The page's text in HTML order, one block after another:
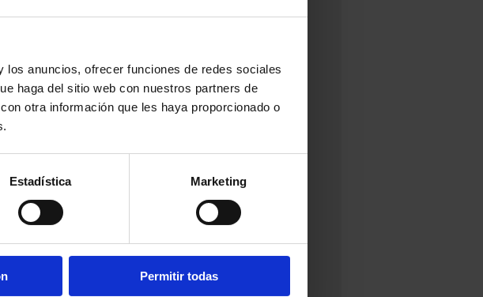
anuncios, ofrecer funciones de redes sociales
haga del sitio web con nuestros partners de
otra información que les haya proporcionado o
Estadística Marketing
Permitir todas